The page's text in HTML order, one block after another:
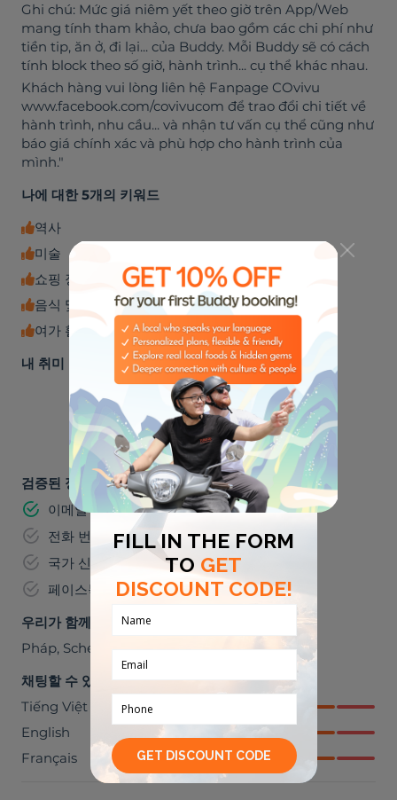
Ghi chú: Mức giá niêm yết theo giờ trên App/Web
mang tính tham khảo, chưa bao gồm các chi phí như
tiền tip, ăn ở, đi lại... của Buddy. Mỗi Buddy sẽ có cách
tính block theo số giờ, hành trình... cụ thể khác nhau.
Khách hàng vui lòng liên hệ Fanpage COvivu
www.facebook.com/covivucom để trao đổi chi tiết về
hành trình, nhu cầu... và nhận tư vấn cụ thể cũng như
báo giá chính xác và phù hợp cho hành trình của
mình."
나에 대한 5개의 키워드
역사
미술
쇼핑 장소
음식 및 음료
여가 활동
내 취미
🎸
음악
🌮
미식가들
검증된 정보
이메일 주소
전화 번호
국가 신분증 번호
페이스북
우리가 함께 갈 수 있는 곳들
Pháp, Schengen
채팅할 수 있어요
Tiếng Việt
English
Français